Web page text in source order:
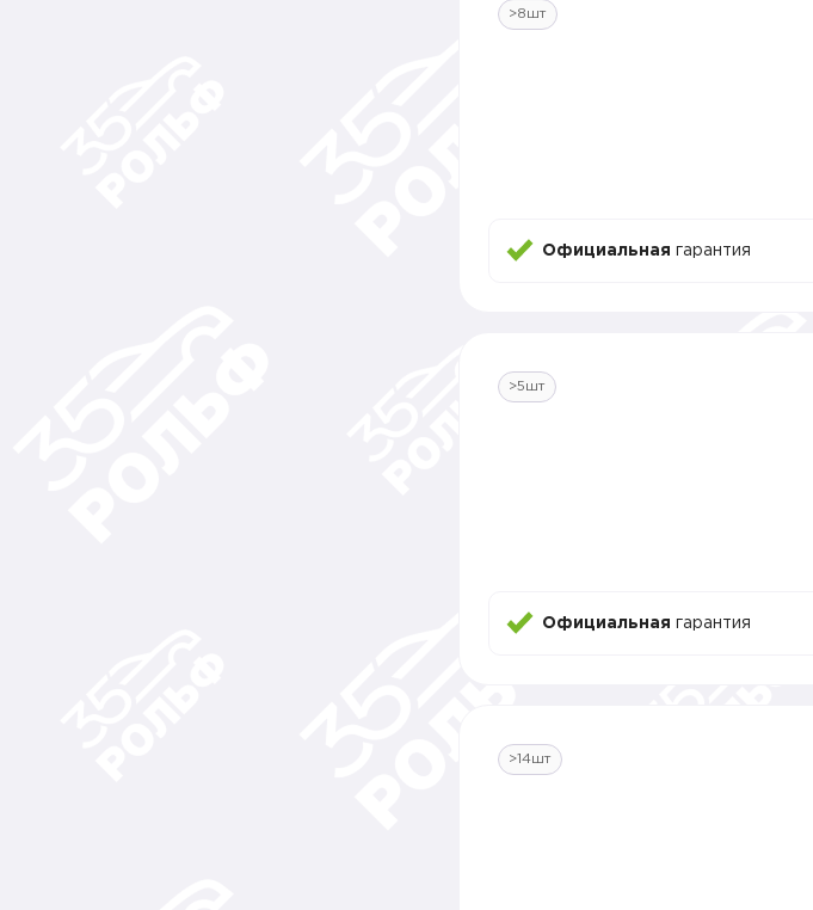
>8шт
Официальная гарантия
>5шт
Официальная гарантия
>14шт